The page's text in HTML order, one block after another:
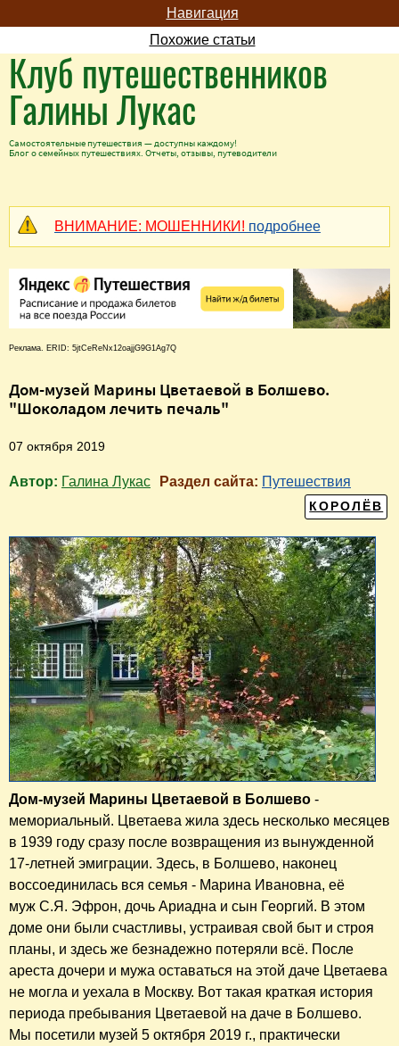
Навигация
Похожие статьи
Клуб путешественников
Галины Лукас
Самостоятельные путешествия — доступны каждому!
Блог о семейных путешествиях. Отчеты, отзывы, путеводители
ВНИМАНИЕ: МОШЕННИКИ! подробнее
Реклама. ERID: 5jtCeReNx12oajjG9G1Ag7Q
Дом-музей Марины Цветаевой в Болшево.
"Шоколадом лечить печаль"
07 октября 2019
Автор: Галина Лукас Раздел сайта: Путешествия
КОРОЛЁВ
Дом-музей Марины Цветаевой в Болшево -
мемориальный. Цветаева жила здесь несколько месяцев
в 1939 году сразу после возвращения из вынужденной
17-летней эмиграции. Здесь, в Болшево, наконец
воссоединилась вся семья - Марина Ивановна, её
муж С.Я. Эфрон, дочь Ариадна и сын Георгий. В этом
доме они были счастливы, устраивая свой быт и строя
планы, и здесь же безнадежно потеряли всё. После
ареста дочери и мужа оставаться на этой даче Цветаева
не могла и уехала в Москву. Вот такая краткая история
периода пребывания Цветаевой на даче в Болшево.
Мы посетили музей 5 октября 2019 г., практически